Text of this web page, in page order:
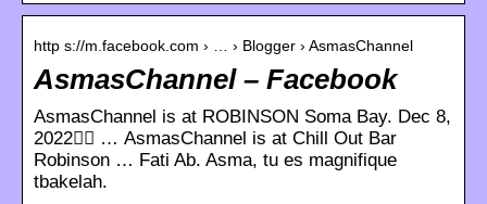
http s://m.facebook.com › … › Blogger › AsmasChannel
AsmasChannel – Facebook
AsmasChannel is at ROBINSON Soma Bay. Dec 8,
2022󰞋󰟠 … AsmasChannel is at Chill Out Bar
Robinson … Fati Ab. Asma, tu es magnifique
tbakelah.